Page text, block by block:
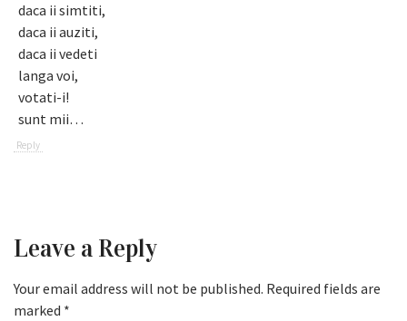
daca ii simtiti,
daca ii auziti,
daca ii vedeti
langa voi,
votati-i!
sunt mii…
Reply
Leave a Reply
Your email address will not be published. Required fields are
marked *